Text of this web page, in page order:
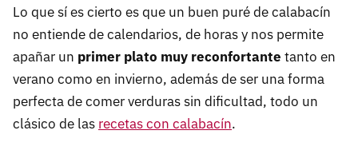
Lo que sí es cierto es que un buen puré de calabacín
no entiende de calendarios, de horas y nos permite
apañar un primer plato muy reconfortante tanto en
verano como en invierno, además de ser una forma
perfecta de comer verduras sin dificultad, todo un
clásico de las recetas con calabacín.